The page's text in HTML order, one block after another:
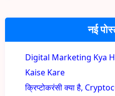
नई
Digital Marketing Kya
Kaise Kare
क्रिप्टोकरंसी क्या है,